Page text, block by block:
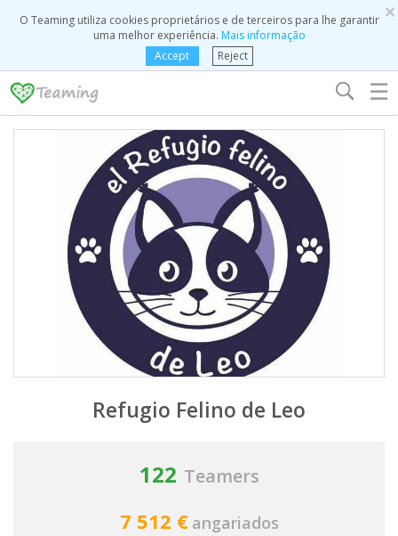
×
O Teaming utiliza cookies proprietários e de terceiros para lhe garantir
uma melhor experiência. Mais informação
Accept
Reject
☰
Refugio Felino de Leo
122 Teamers
7 512 € angariados